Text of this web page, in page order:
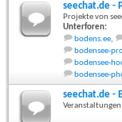
seechat.de -
Projekte von
Unterforen:
bodens.ee,
bodensee-
bodensee-
bodensee-
seechat.de -